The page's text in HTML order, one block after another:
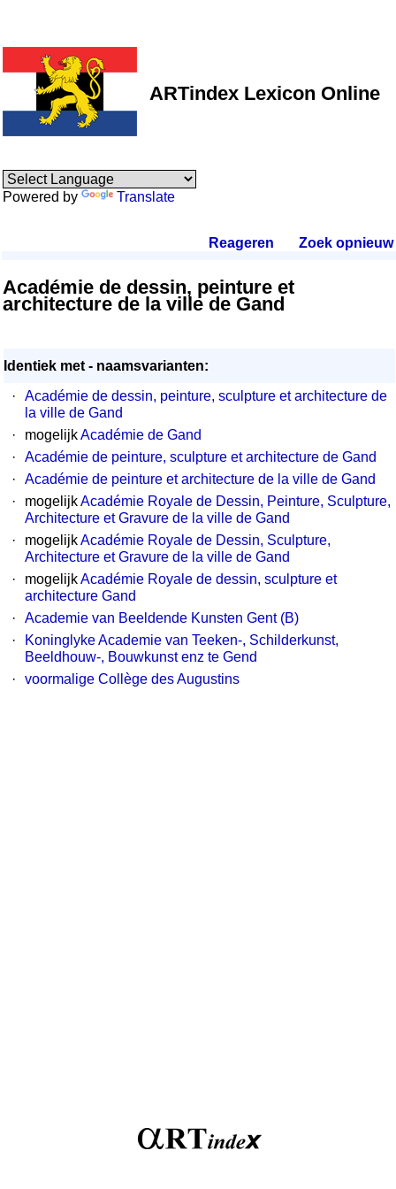
ARTindex Lexicon Online
Powered by Translate
Reageren Zoek opnieuw.
Académie de dessin, peinture et
architecture de la ville de Gand
Identiek met - naamsvarianten:
·
Académie de dessin, peinture, sculpture et architecture de
la ville de Gand
·
mogelijkAcadémie de Gand
·
Académie de peinture, sculpture et architecture de Gand
·
Académie de peinture et architecture de la ville de Gand
·
mogelijkAcadémie Royale de Dessin, Peinture, Sculpture,
Architecture et Gravure de la ville de Gand
·
mogelijkAcadémie Royale de Dessin, Sculpture,
Architecture et Gravure de la ville de Gand
·
mogelijkAcadémie Royale de dessin, sculpture et
architecture Gand
·
Academie van Beeldende Kunsten Gent (B)
·
Koninglyke Academie van Teeken-, Schilderkunst,
Beeldhouw-, Bouwkunst enz te Gend
·
voormalige Collège des Augustins